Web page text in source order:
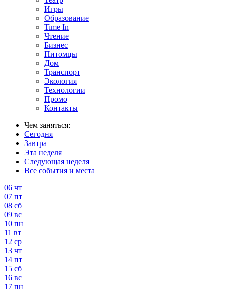
Игры
Образование
Time In
Чтение
Бизнес
Питомцы
Дом
Транспорт
Экология
Технологии
Промо
Контакты
Чем заняться:
Сегодня
Завтра
Эта неделя
Следующая неделя
Все события и места
06 чт
07 пт
08 сб
09 вс
10 пн
11 вт
12 ср
13 чт
14 пт
15 сб
16 вс
17 пн